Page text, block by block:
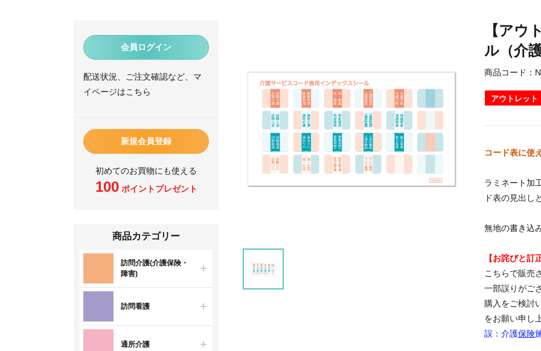
会員ログイン
配送状況、ご注文確認など、マ
イページはこちら
新規会員登録
初めてのお買物にも使える
100ポイントプレゼント
商品カテゴリー
訪問介護(介護保険・
障害)
訪問看護
通所介護
【アウ
ル（介
商品コード：
アウトレット
コード表に使
ラミネート加
ド表の見出し
無地の書き込
【お詫びと訂
こちらで販売
一部誤りがご
購入をご検討
をお願い申し
誤：介護保険